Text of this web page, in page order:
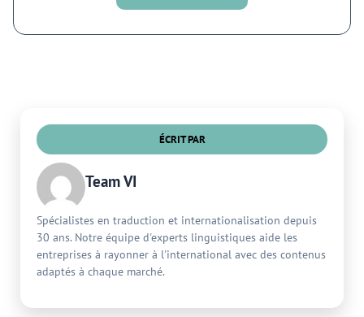
ÉCRIT PAR
Team VI
Spécialistes en traduction et internationalisation depuis
30 ans. Notre équipe d'experts linguistiques aide les
entreprises à rayonner à l'international avec des contenus
adaptés à chaque marché.